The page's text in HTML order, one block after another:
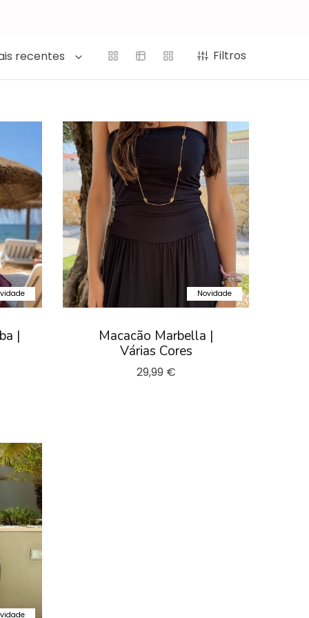
recentes Filtros
|
Novidade
Macacão Marbella |
Várias Cores
29,99 €